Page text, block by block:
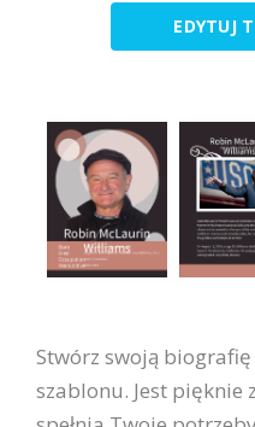
EDYTUJ
Stwórz swoją
szablonu. Jest